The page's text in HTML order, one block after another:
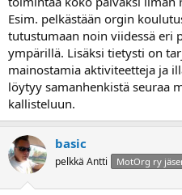
Esim. pelkästään orgin
tutustumaan noin viidessä eri
ympärillä. Lisäksi tietysti on
mainostamia aktiviteetteja ja
löytyy samanhenkistä seuraa
kallisteluun.
basic
pelkkä Antti MotOrg ry